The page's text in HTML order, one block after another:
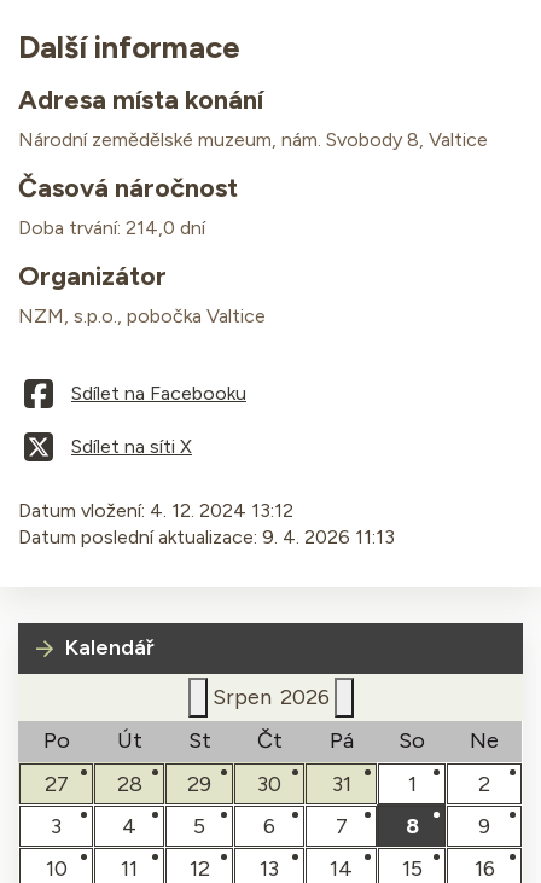
Další informace
Adresa místa konání
Národní zemědělské muzeum, nám. Svobody 8, Valtice
Časová náročnost
Doba trvání: 214,0 dní
Organizátor
NZM, s.p.o., pobočka Valtice
Sdílet na Facebooku
Sdílet na síti X
Datum vložení: 4. 12. 2024 13:12
Datum poslední aktualizace: 9. 4. 2026 11:13
Kalendář
Srpen 2026
Po
Út St Čt Pá So
Ne
27
28 29 30 31 1
2
3
4 5 6 7 8
9
10
11 12 13 14 15
16